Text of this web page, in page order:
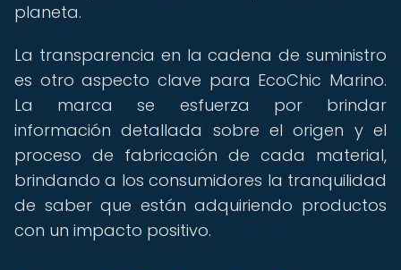
planeta.
La transparencia en la cadena de suministro
es otro aspecto clave para EcoChic Marino.
La marca se esfuerza por brindar
información detallada sobre el origen y el
proceso de fabricación de cada material,
brindando a los consumidores la tranquilidad
de saber que están adquiriendo productos
con un impacto positivo.